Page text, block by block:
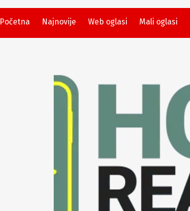
Početna Najnovije Web oglasi Mali oglasi